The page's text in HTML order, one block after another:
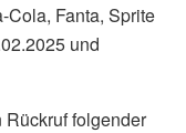
Cola, Fanta, Sprite
und
Rückruf folgender